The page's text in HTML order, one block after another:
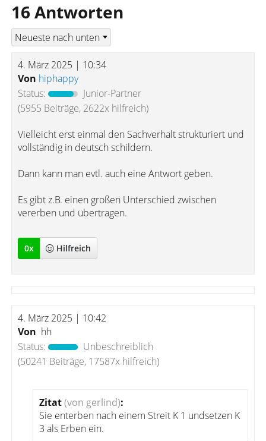
16 Antworten
4. März 2025 | 10:34
Von hiphappy
Status:
Junior-Partner
(5955 Beiträge, 2622x hilfreich)
Vielleicht erst einmal den Sachverhalt strukturiert und
vollständig in deutsch schildern.
Dann kann man evtl. auch eine Antwort geben.
Es gibt z.B. einen großen Unterschied zwischen
vererben und übertragen.
0x Hilfreich
4. März 2025 | 10:42
Von hh
Status:
Unbeschreiblich
(50241 Beiträge, 17587x hilfreich)
Zitat(von gerlind):
Sie enterben nach einem Streit K 1 undsetzen K
3 als Erben ein.